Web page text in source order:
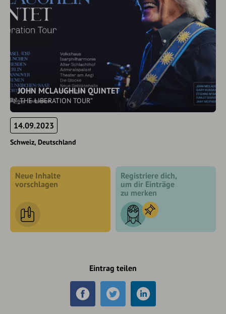
JOHN MCLAUGHLIN QUINTET
„THE LIBERATION TOUR”
14.09.2023
Schweiz Deutschland
Neue Inhalte
vorschlagen
Registriere dich,
um dir Einträge
zu merken
Eintrag teilen